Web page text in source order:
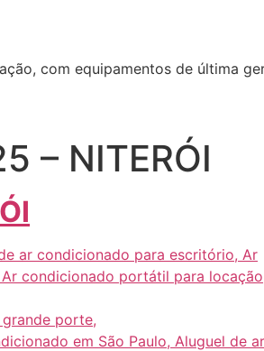
com equipamentos de última
– NITERÓI
ar condicionado para escritório, Ar
condicionado portátil para
porte,
em São Paulo, Aluguel de ar